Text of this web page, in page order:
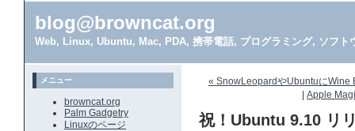
blog@browncat.org
Web, Linux, Ubuntu, Mac, PDA, 携帯電話, プログラミング, ソフト
« SnowLeopardやUbuntuにWine
Apple
祝！Ubuntu 9.10 リ
メニュー
browncat.org
Palm Gadgetry
Linuxのページ